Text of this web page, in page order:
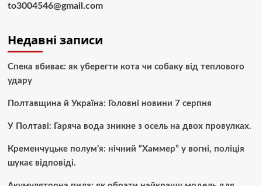
to3004546@gmail.com
Недавні записи
Спека вбиває: як уберегти кота чи собаку від теплового
удару
Полтавщина й Україна: Головні новини 7 серпня
У Полтаві: Гаряча вода зникне з осель на двох провулках.
Кременчуцьке полум’я: нічний “Хаммер” у вогні, поліція
шукає відповіді.